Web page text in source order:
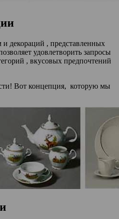
декораций , представленных
удовлетворить запросы
, вкусовых предпочтений
Вот концепция, которую мы